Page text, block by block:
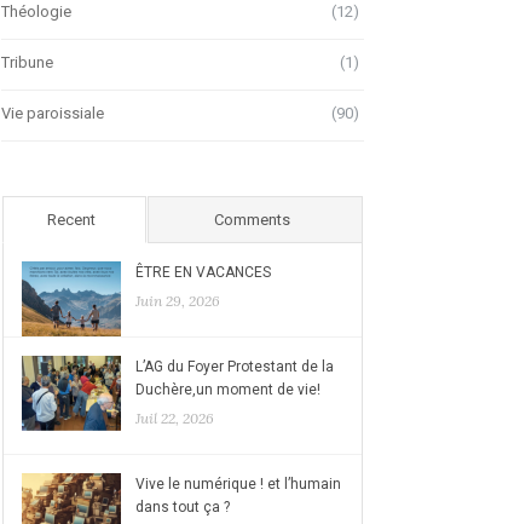
Théologie (12)
Tribune (1)
Vie paroissiale (90)
Recent Comments
ÊTRE EN VACANCES
Juin 29, 2026
L’AG du Foyer Protestant de la
Duchère,un moment de vie!
Juil 22, 2026
Vive le numérique ! et l’humain
dans tout ça ?